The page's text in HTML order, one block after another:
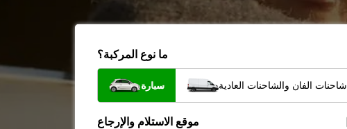
ما نوع المركبة؟
سيارة شاحنات الفان والشاحنات العادية
موقع الاستلام والإرجاع